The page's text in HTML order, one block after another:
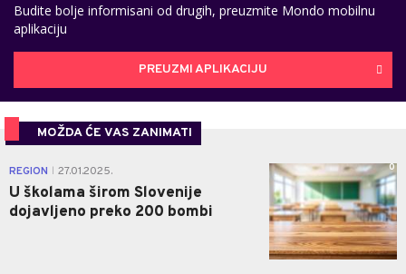
Budite bolje informisani od drugih, preuzmite Mondo mobilnu
aplikaciju
PREUZMI APLIKACIJU
MOŽDA ĆE VAS ZANIMATI
REGION 27.01.2025.
U školama širom Slovenije
dojavljeno preko 200 bombi
0